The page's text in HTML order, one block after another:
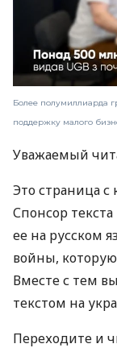
Более полумиллиарда
поддержку малого
Уважаемый
Это страница
Спонсор
ее на русском
войны,
Вместе с тем
текстом на
Переходите и